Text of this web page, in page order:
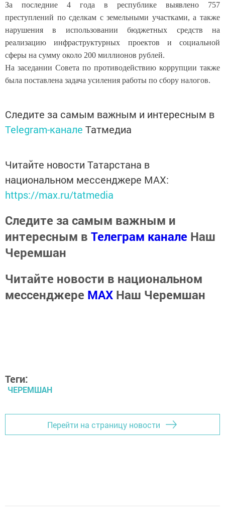
За последние 4 года в республике выявлено 757
преступлений по сделкам с земельными участками, а также
нарушения в использовании бюджетных средств на
реализацию инфраструктурных проектов и социальной
сферы на сумму около 200 миллионов рублей.
На заседании Совета по противодействию коррупции также
была поставлена задача усиления работы по сбору налогов.
Следите за самым важным и интересным в
Telegram-канале Татмедиа
Читайте новости Татарстана в
национальном мессенджере MАХ:
https://max.ru/tatmedia
Следите за самым важным и
интересным в Телеграм канале Наш
Черемшан
Читайте новости в национальном
мессенджере MАХ Наш Черемшан
Теги:
ЧЕРЕМШАН
Перейти на страницу новости